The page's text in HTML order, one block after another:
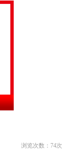
浏览次数： 74次